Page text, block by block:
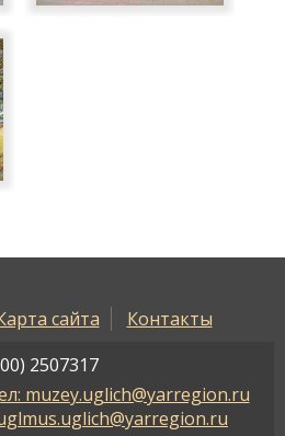
сайта
Контакты
2507317
muzey.uglich@yarregion.ru